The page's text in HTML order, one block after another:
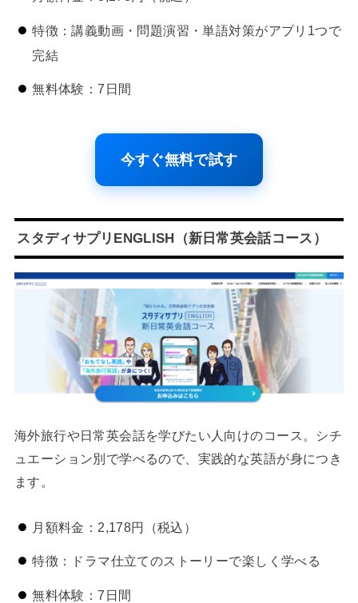
特徴：講義動画・問題演習・単語対策がアプリ1つで
完結
無料体験：7日間
今すぐ無料で試す
スタディサプリENGLISH（新日常英会話コース）
海外旅行や日常英会話を学びたい人向けのコース。シチ
ュエーション別で学べるので、実践的な英語が身につき
ます。
月額料金：2,178円（税込）
特徴：ドラマ仕立てのストーリーで楽しく学べる
無料体験：7日間